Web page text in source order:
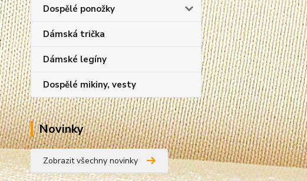
Dospělé ponožky
Dámská trička
Dámské legíny
Dospělé mikiny, vesty
Novinky
Zobrazit všechny novinky